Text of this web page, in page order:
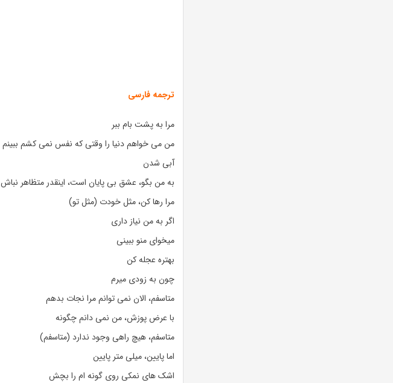
ترجمه فارسی
مرا به پشت بام ببر
من می خواهم دنیا را وقتی که نفس نمی کشم ببینم
آبی شدن
به من بگو، عشق بی پایان است، اینقدر متظاهر نباش
مرا رها کن، مثل خودت (مثل تو)
اگر به من نیاز داری
میخوای منو ببینی
بهتره عجله کن
چون به زودی میرم
متاسفم، الان نمی توانم مرا نجات بدهم
با عرض پوزش، من نمی دانم چگونه
متاسفم، هیچ راهی وجود ندارد (متاسفم)
اما پایین، میلی متر پایین
اشک های نمکی روی گونه ام را بچش